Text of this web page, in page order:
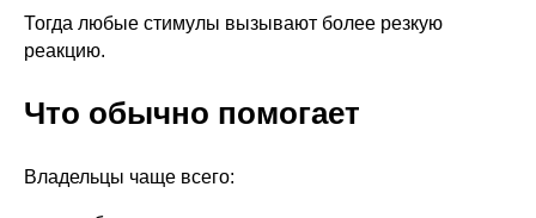
Тогда любые стимулы вызывают более резкую
реакцию.
Что обычно помогает
Владельцы чаще всего: